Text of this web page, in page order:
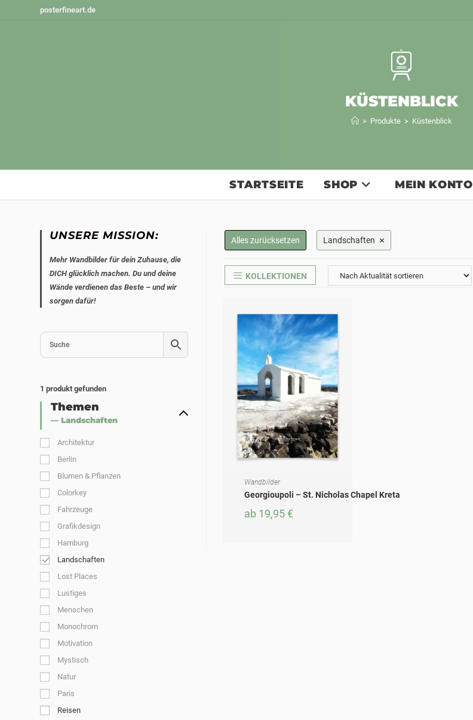
posterfineart.de
KÜSTENBLICK
> Produkte > Küstenblick
STARTSEITE SHOP MEIN KONTO
Alles zurücksetzen Landschaften ×
KOLLEKTIONEN
AUSFÜHRUNG WÄHLEN
Wandbilder
Georgioupoli – St. Nicholas Chapel Kreta
ab 19,95 €
UNSERE MISSION:
Mehr Wandbilder für dein Zuhause, die
DICH glücklich machen. Du und deine
Wände verdienen das Beste – und wir
sorgen dafür!
1 produkt gefunden
Themen
— Landschaften
Architektur
Berlin
Blumen & Pflanzen
Colorkey
Fahrzeuge
Grafikdesign
Hamburg
Landschaften
Lost Places
Lustiges
Menschen
Monochrom
Motivation
Mystisch
Natur
Paris
Reisen